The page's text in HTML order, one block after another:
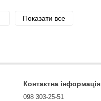
Показати все
Контактна інформація
098 303-25-51